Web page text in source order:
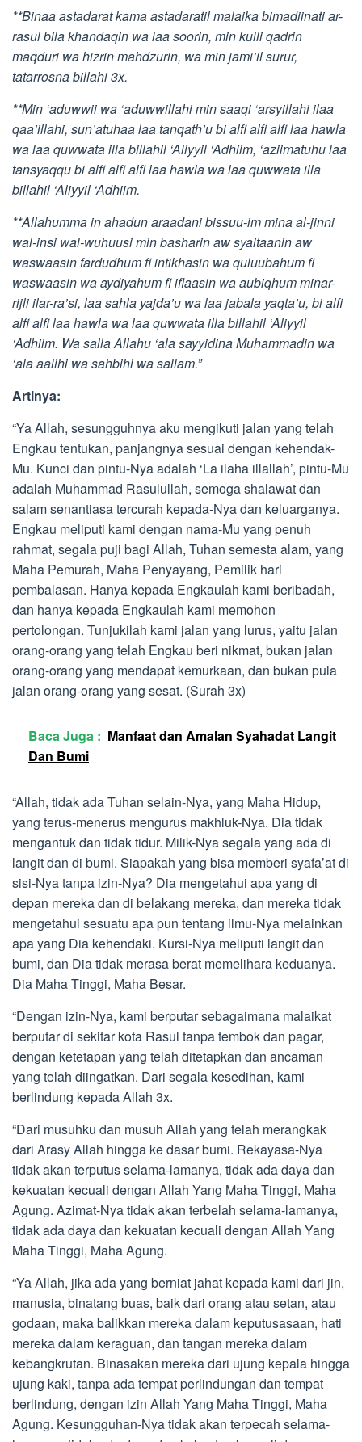
**Binaa astadarat kama astadaratil malaika bimadiinati ar-
rasul bila khandaqin wa laa soorin, min kulli qadrin
maqduri wa hizrin mahdzurin, wa min jami’il surur,
tatarrosna billahi 3x.
**Min ‘aduwwii wa ‘aduwwillahi min saaqi ‘arsyillahi ilaa
qaa’illahi, sun’atuhaa laa tanqath’u bi alfi alfi alfi laa hawla
wa laa quwwata illa billahil ‘Aliyyil ‘Adhiim, ‘aziimatuhu laa
tansyaqqu bi alfi alfi alfi laa hawla wa laa quwwata illa
billahil ‘Aliyyil ‘Adhiim.
**Allahumma in ahadun araadani bissuu-im mina al-jinni
wal-insi wal-wuhuusi min basharin aw syaitaanin aw
waswaasin fardudhum fi intikhasin wa quluubahum fi
waswaasin wa aydiyahum fi iflaasin wa aubiqhum minar-
rijli ilar-ra’si, laa sahla yajda’u wa laa jabala yaqta’u, bi alfi
alfi alfi laa hawla wa laa quwwata illa billahil ‘Aliyyil
‘Adhiim. Wa salla Allahu ‘ala sayyidina Muhammadin wa
‘ala aalihi wa sahbihi wa sallam.”
Artinya:
“Ya Allah, sesungguhnya aku mengikuti jalan yang telah
Engkau tentukan, panjangnya sesuai dengan kehendak-
Mu. Kunci dan pintu-Nya adalah ‘La ilaha illallah’, pintu-Mu
adalah Muhammad Rasulullah, semoga shalawat dan
salam senantiasa tercurah kepada-Nya dan keluarganya.
Engkau meliputi kami dengan nama-Mu yang penuh
rahmat, segala puji bagi Allah, Tuhan semesta alam, yang
Maha Pemurah, Maha Penyayang, Pemilik hari
pembalasan. Hanya kepada Engkaulah kami beribadah,
dan hanya kepada Engkaulah kami memohon
pertolongan. Tunjukilah kami jalan yang lurus, yaitu jalan
orang-orang yang telah Engkau beri nikmat, bukan jalan
orang-orang yang mendapat kemurkaan, dan bukan pula
jalan orang-orang yang sesat. (Surah 3x)
Baca Juga : Manfaat dan Amalan Syahadat Langit
Dan Bumi
“Allah, tidak ada Tuhan selain-Nya, yang Maha Hidup,
yang terus-menerus mengurus makhluk-Nya. Dia tidak
mengantuk dan tidak tidur. Milik-Nya segala yang ada di
langit dan di bumi. Siapakah yang bisa memberi syafa’at di
sisi-Nya tanpa izin-Nya? Dia mengetahui apa yang di
depan mereka dan di belakang mereka, dan mereka tidak
mengetahui sesuatu apa pun tentang ilmu-Nya melainkan
apa yang Dia kehendaki. Kursi-Nya meliputi langit dan
bumi, dan Dia tidak merasa berat memelihara keduanya.
Dia Maha Tinggi, Maha Besar.
“Dengan izin-Nya, kami berputar sebagaimana malaikat
berputar di sekitar kota Rasul tanpa tembok dan pagar,
dengan ketetapan yang telah ditetapkan dan ancaman
yang telah diingatkan. Dari segala kesedihan, kami
berlindung kepada Allah 3x.
“Dari musuhku dan musuh Allah yang telah merangkak
dari Arasy Allah hingga ke dasar bumi. Rekayasa-Nya
tidak akan terputus selama-lamanya, tidak ada daya dan
kekuatan kecuali dengan Allah Yang Maha Tinggi, Maha
Agung. Azimat-Nya tidak akan terbelah selama-lamanya,
tidak ada daya dan kekuatan kecuali dengan Allah Yang
Maha Tinggi, Maha Agung.
“Ya Allah, jika ada yang berniat jahat kepada kami dari jin,
manusia, binatang buas, baik dari orang atau setan, atau
godaan, maka balikkan mereka dalam keputusasaan, hati
mereka dalam keraguan, dan tangan mereka dalam
kebangkrutan. Binasakan mereka dari ujung kepala hingga
ujung kaki, tanpa ada tempat perlindungan dan tempat
berlindung, dengan izin Allah Yang Maha Tinggi, Maha
Agung. Kesungguhan-Nya tidak akan terpecah selama-